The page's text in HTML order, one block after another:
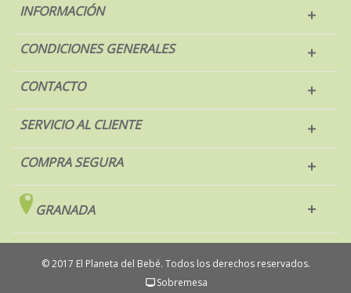
INFORMACIÓN
CONDICIONES GENERALES
CONTACTO
SERVICIO AL CLIENTE
COMPRA SEGURA
GRANADA
© 2017 El Planeta del Bebé. Todos los derechos reservados.
Sobremesa